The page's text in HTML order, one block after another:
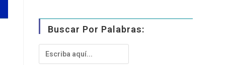
Buscar Por Palabras: